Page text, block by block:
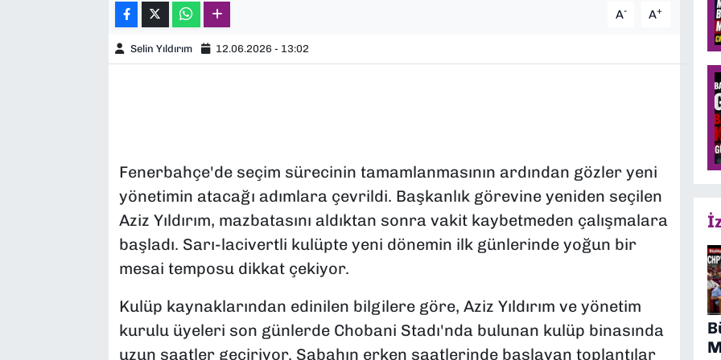
A- A+
Selin Yıldırım 12.06.2026 - 13:02
Fenerbahçe'de seçim sürecinin tamamlanmasının ardından gözler yeni
yönetimin atacağı adımlara çevrildi. Başkanlık görevine yeniden seçilen
Aziz Yıldırım, mazbatasını aldıktan sonra vakit kaybetmeden çalışmalara
başladı. Sarı-lacivertli kulüpte yeni dönemin ilk günlerinde yoğun bir
mesai temposu dikkat çekiyor.
Kulüp kaynaklarından edinilen bilgilere göre, Aziz Yıldırım ve yönetim
kurulu üyeleri son günlerde Chobani Stadı'nda bulunan kulüp binasında
uzun saatler geçiriyor. Sabahın erken saatlerinde başlayan toplantılar